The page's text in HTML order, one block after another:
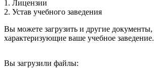
1. Лицензии
2. Устав учебного заведения
Вы можете загрузить и другие документы,
характеризующие ваше учебное заведение.
Вы загрузили файлы: